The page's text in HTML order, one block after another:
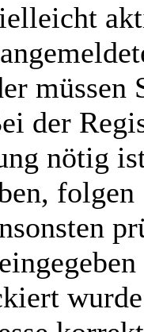
müssen
der
nötig
folgen